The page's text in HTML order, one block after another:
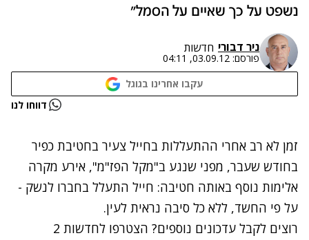
נשפט על כך שאיים על הסמל"
ניר דבורי חדשות
פורסם: 03.09.12, 04:11
עקבו אחרינו בגוגל
נתקלנו בבעיה דווחו לנו
זמן לא רב אחרי ההתעללות בחייל צעיר בחטיבת כפיר
בחודש שעבר, מפני שנגע ב"מקל הפז"מ", אירע מקרה
אלימות נוסף באותה חטיבה: חייל התעלל בחברו לנשק -
על פי החשד, ללא כל סיבה נראית לעין.
רוצים לקבל עדכונים נוספים? הצטרפו לחדשות 2